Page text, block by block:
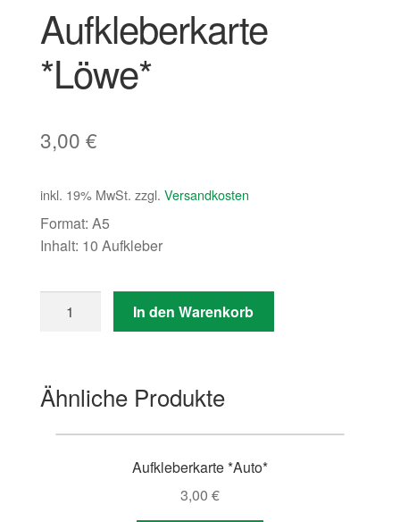
Brennen im Herzen
Mitglied
Aufkleberkarte
*Löwe*
3,00 €
inkl. 19% MwSt. zzgl. Versandkosten
Format: A5
Inhalt: 10 Aufkleber
In den Warenkorb
Ähnliche Produkte
Aufkleberkarte *Auto*
3,00 €